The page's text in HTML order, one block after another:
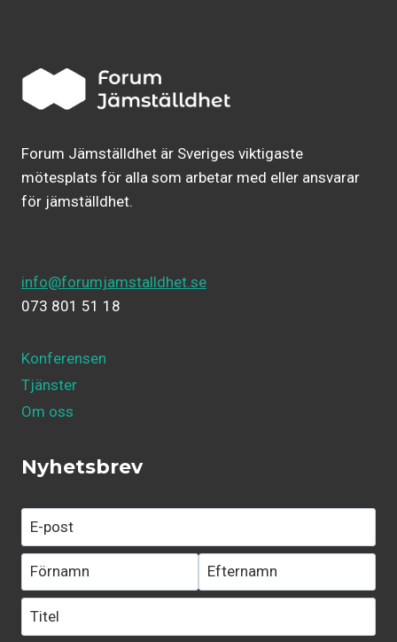
Forum Jämställdhet är Sveriges viktigaste
mötesplats för alla som arbetar med eller ansvarar
för jämställdhet.
info@forumjamstalldhet.se
073 801 51 18
Konferensen
Tjänster
Om oss
Nyhetsbrev